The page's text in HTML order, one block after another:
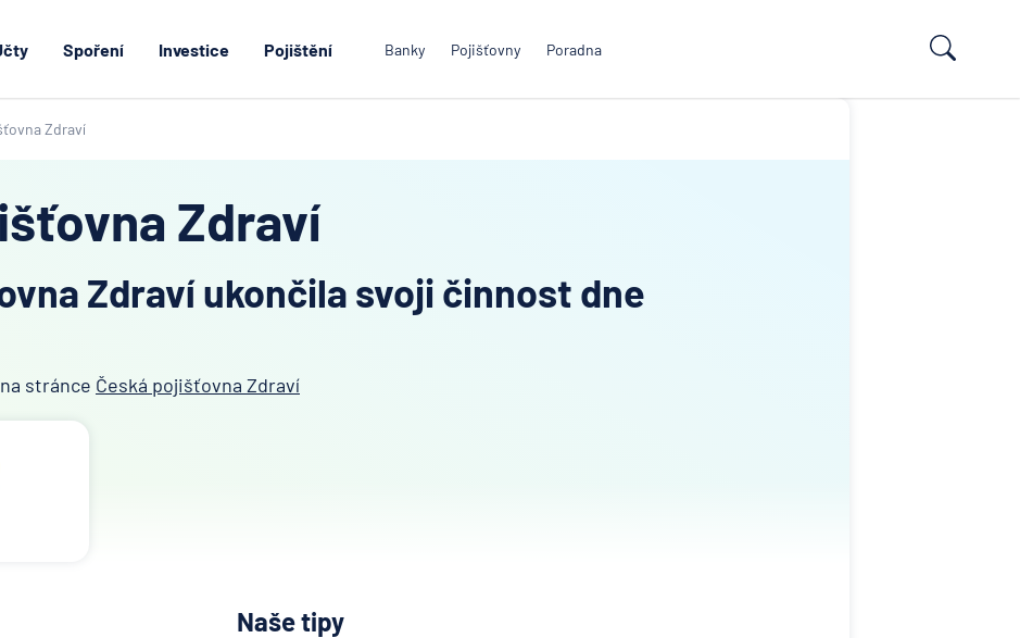
Spoření Investice Pojištění Banky Pojišťovny Poradna
Zdraví
Zdraví
Zdraví ukončila svoji činnost dne
stránce Česká pojišťovna Zdraví
Naše tipy